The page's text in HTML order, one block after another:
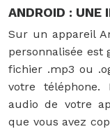
ANDROID : UNE
Sur un appareil
personnalisée est
fichier .mp3 ou
votre téléphone.
audio de votre
que vous avez